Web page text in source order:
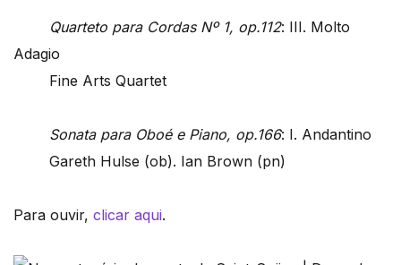
Quarteto para Cordas Nº 1, op.112: III. Molto
Adagio
Fine Arts Quartet
Sonata para Oboé e Piano, op.166: I. Andantino
Gareth Hulse (ob). Ian Brown (pn)
Para ouvir, clicar aqui.